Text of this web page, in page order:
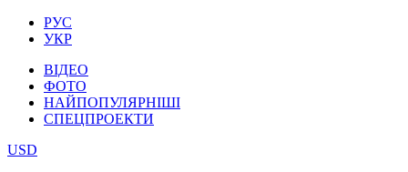
РУС
УКР
ВІДЕО
ФОТО
НАЙПОПУЛЯРНІШІ
СПЕЦПРОЕКТИ
USD